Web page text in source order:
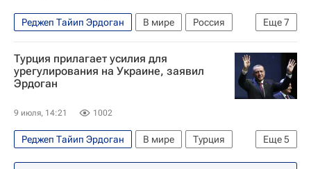
Еще7
Реджеп Тайип Эрдоган В мире
Россия
Турция
Анкара (провинция)
Родион Мирошник
Урсула фон дер Ляйен
НАТО
Турция прилагает усилия для
урегулирования на Украине, заявил
Эрдоган
9 июля, 14:21 1002
Еще5
Реджеп Тайип Эрдоган В мире
Турция
Украина
Анкара (провинция)